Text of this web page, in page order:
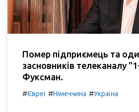
Помер підприємець та
засновників телеканалу
Фуксман.
#Євреї #Німеччина #Україна